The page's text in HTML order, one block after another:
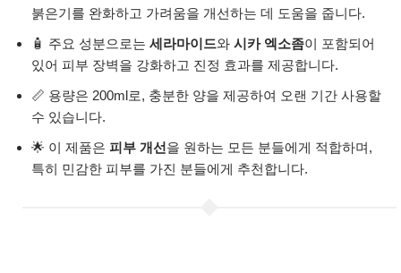
붉은기를 완화하고 가려움을 개선하는 데 도움을 줍니다.
🧴 주요 성분으로는 세라마이드와 시카 엑소좀이 포함되어
있어 피부 장벽을 강화하고 진정 효과를 제공합니다.
📏 용량은 200ml로, 충분한 양을 제공하여 오랜 기간 사용할
수 있습니다.
🌟 이 제품은 피부 개선을 원하는 모든 분들에게 적합하며,
특히 민감한 피부를 가진 분들에게 추천합니다.